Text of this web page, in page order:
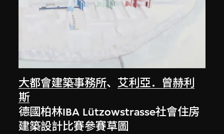
大都會建築事務所、艾利亞．曾赫利
斯
德國柏林IBA Lützowstrasse社會住房
建築設計比賽參賽草圖